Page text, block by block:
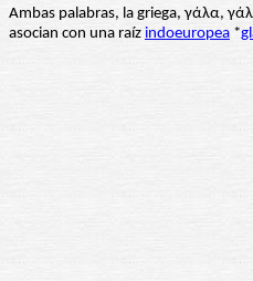
Ambas palabras, la griega, γάλα,
asocian con una raíz indoeuropea *